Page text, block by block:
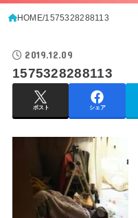
HOME 1575328288113
2019.12.09
1575328288113
ポスト シェア